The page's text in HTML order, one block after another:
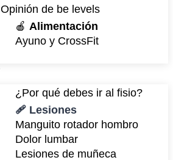
Opinión de be levels
🍎 Alimentación
Ayuno y CrossFit
¿Por qué debes ir al fisio?
🩹 Lesiones
Manguito rotador hombro
Dolor lumbar
Lesiones de muñeca